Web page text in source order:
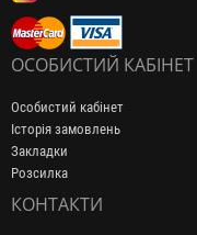
ОСОБИСТИЙ КАБІНЕТ
Особистий кабінет
Історія замовлень
Закладки
Розсилка
КОНТАКТИ